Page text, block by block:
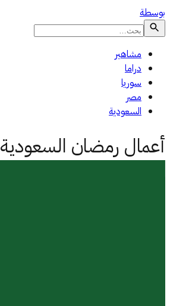
بوسطة
مشاهير
دراما
سوريا
مصر
السعودية
أعمال رمضان السعودية